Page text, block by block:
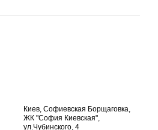
Киев, Софиевская Борщаговка,
ЖК "София Киевская",
ул.Чубинского, 4